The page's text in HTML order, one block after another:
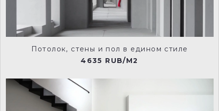
Потолок, стены и пол в едином стиле
4635 RUB/M2